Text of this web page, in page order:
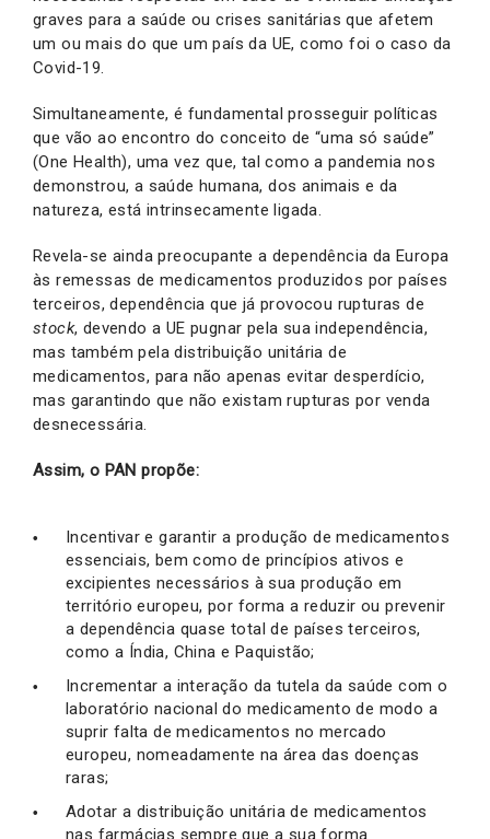
graves para a saúde ou crises sanitárias que afetem
um ou mais do que um país da UE, como foi o caso da
Covid-19.
Simultaneamente, é fundamental prosseguir políticas
que vão ao encontro do conceito de “uma só saúde”
(One Health), uma vez que, tal como a pandemia nos
demonstrou, a saúde humana, dos animais e da
natureza, está intrinsecamente ligada.
Revela-se ainda preocupante a dependência da Europa
às remessas de medicamentos produzidos por países
terceiros, dependência que já provocou rupturas de
stock, devendo a UE pugnar pela sua independência,
mas também pela distribuição unitária de
medicamentos, para não apenas evitar desperdício,
mas garantindo que não existam rupturas por venda
desnecessária.
Assim, o PAN propõe:
Incentivar e garantir a produção de medicamentos
essenciais, bem como de princípios ativos e
excipientes necessários à sua produção em
território europeu, por forma a reduzir ou prevenir
a dependência quase total de países terceiros,
como a Índia, China e Paquistão;
Incrementar a interação da tutela da saúde com o
laboratório nacional do medicamento de modo a
suprir falta de medicamentos no mercado
europeu, nomeadamente na área das doenças
raras;
Adotar a distribuição unitária de medicamentos
nas farmácias sempre que a sua forma